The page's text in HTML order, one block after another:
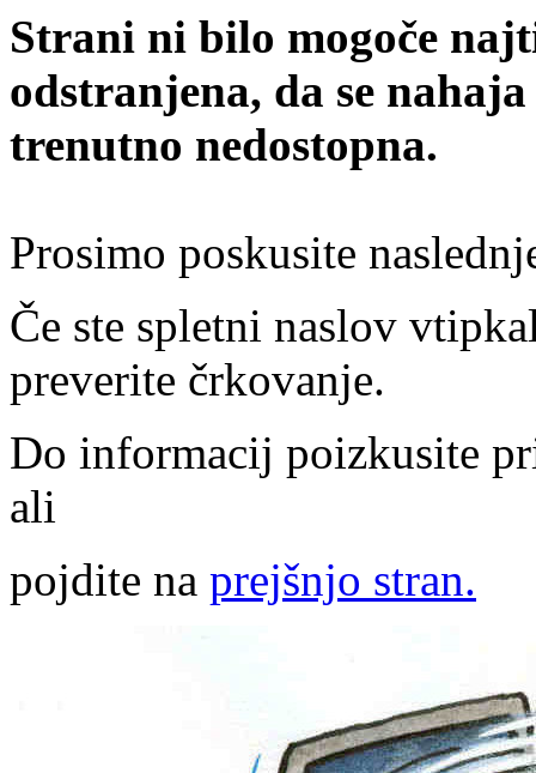
Strani ni bilo mogoče
odstranjena, da se
trenutno nedostopna.
Prosimo poskusite
Če ste spletni naslov
preverite črkovanje.
Do informacij poizkusite
ali
pojdite na prejšnjo stran.